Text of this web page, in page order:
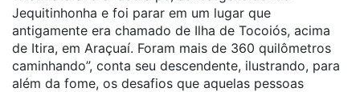
Jequitinhonha e foi parar em um lugar que
antigamente era chamado de Ilha de Tocoiós, acima
de Itira, em Araçuaí. Foram mais de 360 quilômetros
caminhando”, conta seu descendente, ilustrando, para
além da fome, os desafios que aquelas pessoas